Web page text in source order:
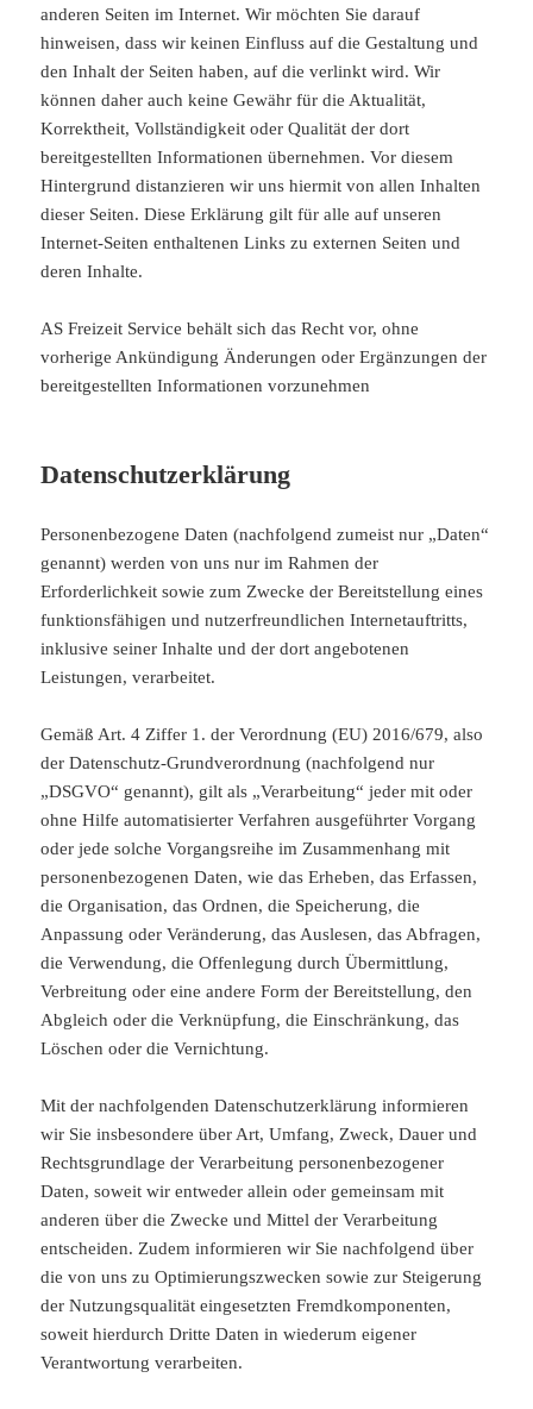
anderen Seiten im Internet. Wir möchten Sie darauf
hinweisen, dass wir keinen Einfluss auf die Gestaltung und
den Inhalt der Seiten haben, auf die verlinkt wird. Wir
können daher auch keine Gewähr für die Aktualität,
Korrektheit, Vollständigkeit oder Qualität der dort
bereitgestellten Informationen übernehmen. Vor diesem
Hintergrund distanzieren wir uns hiermit von allen Inhalten
dieser Seiten. Diese Erklärung gilt für alle auf unseren
Internet-Seiten enthaltenen Links zu externen Seiten und
deren Inhalte.
AS Freizeit Service behält sich das Recht vor, ohne
vorherige Ankündigung Änderungen oder Ergänzungen der
bereitgestellten Informationen vorzunehmen
Datenschutzerklärung
Personenbezogene Daten (nachfolgend zumeist nur „Daten“
genannt) werden von uns nur im Rahmen der
Erforderlichkeit sowie zum Zwecke der Bereitstellung eines
funktionsfähigen und nutzerfreundlichen Internetauftritts,
inklusive seiner Inhalte und der dort angebotenen
Leistungen, verarbeitet.
Gemäß Art. 4 Ziffer 1. der Verordnung (EU) 2016/679, also
der Datenschutz-Grundverordnung (nachfolgend nur
„DSGVO“ genannt), gilt als „Verarbeitung“ jeder mit oder
ohne Hilfe automatisierter Verfahren ausgeführter Vorgang
oder jede solche Vorgangsreihe im Zusammenhang mit
personenbezogenen Daten, wie das Erheben, das Erfassen,
die Organisation, das Ordnen, die Speicherung, die
Anpassung oder Veränderung, das Auslesen, das Abfragen,
die Verwendung, die Offenlegung durch Übermittlung,
Verbreitung oder eine andere Form der Bereitstellung, den
Abgleich oder die Verknüpfung, die Einschränkung, das
Löschen oder die Vernichtung.
Mit der nachfolgenden Datenschutzerklärung informieren
wir Sie insbesondere über Art, Umfang, Zweck, Dauer und
Rechtsgrundlage der Verarbeitung personenbezogener
Daten, soweit wir entweder allein oder gemeinsam mit
anderen über die Zwecke und Mittel der Verarbeitung
entscheiden. Zudem informieren wir Sie nachfolgend über
die von uns zu Optimierungszwecken sowie zur Steigerung
der Nutzungsqualität eingesetzten Fremdkomponenten,
soweit hierdurch Dritte Daten in wiederum eigener
Verantwortung verarbeiten.